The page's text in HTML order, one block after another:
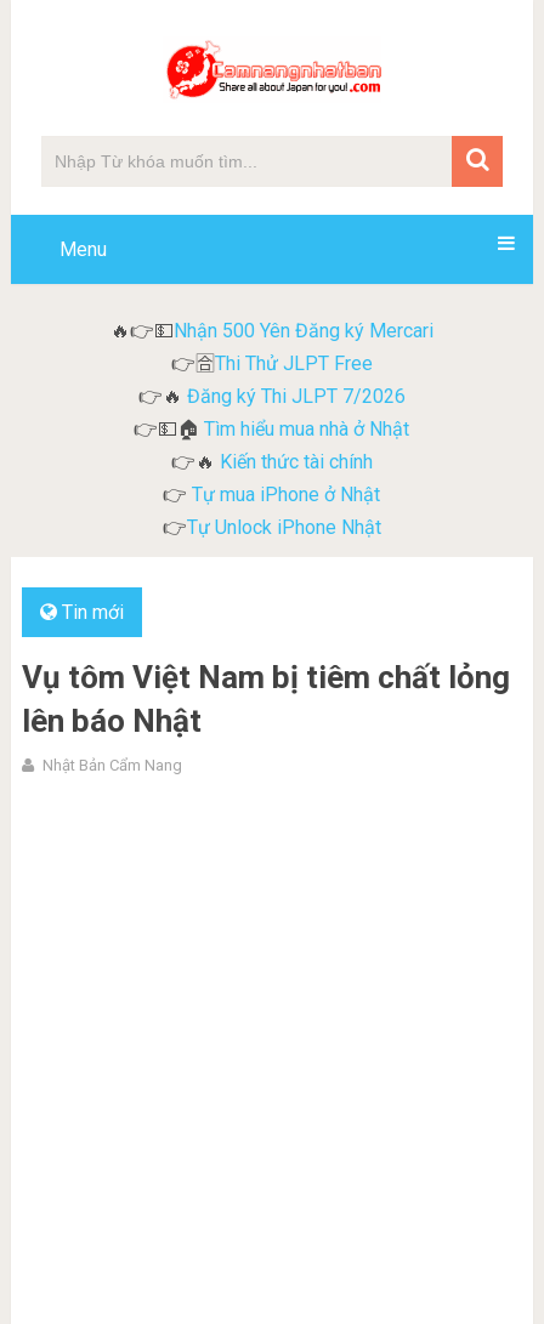
Menu
🔥👉💵Nhận 500 Yên Đăng ký Mercari
👉🈴Thi Thử JLPT Free
👉🔥 Đăng ký Thi JLPT 7/2026
👉💵🏠Tìm hiểu mua nhà ở Nhật
👉🔥 Kiến thức tài chính
👉 Tự mua iPhone ở Nhật
👉Tự Unlock iPhone Nhật
Tin mới
Vụ tôm Việt Nam bị tiêm chất lỏng
lên báo Nhật
Nhật Bản Cẩm Nang